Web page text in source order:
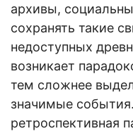
архивы,
сохранять такие
недоступных
возникает
тем сложнее
значимые
ретроспективная